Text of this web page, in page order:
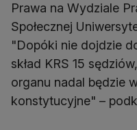
Prawa na Wydziale
Społecznej
"Dopóki nie dojdzie
skład KRS 15
organu nadal będzie
konstytucyjne" –